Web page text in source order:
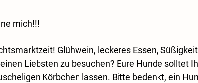
mich!!!
Glühwein, leckeres Essen,
Liebsten zu besuchen? Eure Hunde solltet
Körbchen lassen. Bitte bedenkt, ein